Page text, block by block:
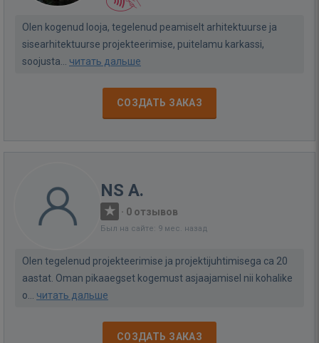
Olen kogenud looja, tegelenud peamiselt arhitektuurse ja
sisearhitektuurse projekteerimise, puitelamu karkassi,
soojusta... читать дальше
СОЗДАТЬ ЗАКАЗ
NS A.
· 0 отзывов
Был на сайте: 9 мес. назад
Olen tegelenud projekteerimise ja projektijuhtimisega ca 20
aastat. Oman pikaaegset kogemust asjaajamisel nii kohalike
o... читать дальше
СОЗДАТЬ ЗАКАЗ